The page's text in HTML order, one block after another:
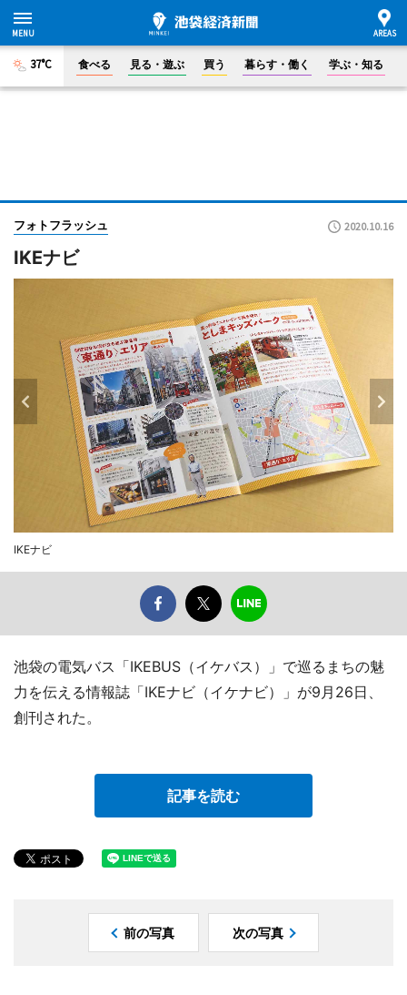
37°C 食べる 見る・遊ぶ 買う 暮らす・働く 学ぶ・知る
フォトフラッシュ 2020.10.16
IKEナビ
IKEナビ
池袋の電気バス「IKEBUS（イケバス）」で巡るまちの魅
力を伝える情報誌「IKEナビ（イケナビ）」が9月26日、
創刊された。
記事を読む
前の写真 次の写真